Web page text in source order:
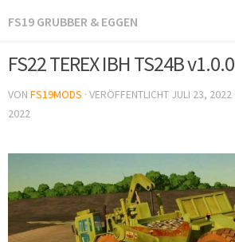
FS19 GRUBBER & EGGEN
FS22 TEREX IBH TS24B
VON FS19MODS · VERÖFFENTLICHT JULI 23, 2022
2022